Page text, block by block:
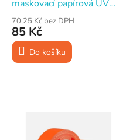
maskovací papírová UV
PROFI, 38 mm × 50 m
70,25 Kč bez DPH
85 Kč
Do košíku